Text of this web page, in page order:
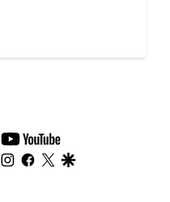
youtube-
footer
instagram
facebook
twitter